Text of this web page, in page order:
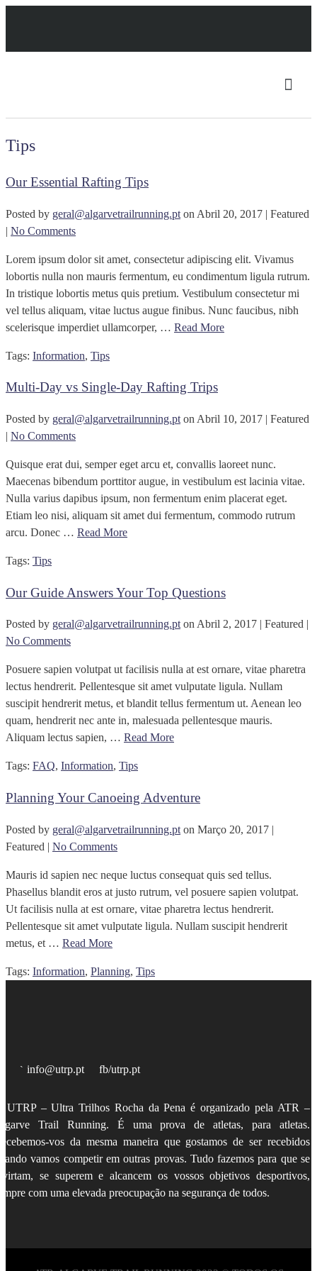
Tips
Our Essential Rafting Tips
Posted by geral@algarvetrailrunning.pt on Abril 20, 2017 | Featured
| No Comments
Lorem ipsum dolor sit amet, consectetur adipiscing elit. Vivamus
lobortis nulla non mauris fermentum, eu condimentum ligula rutrum.
In tristique lobortis metus quis pretium. Vestibulum consectetur mi
vel tellus aliquam, vitae luctus augue finibus. Nunc faucibus, nibh
scelerisque imperdiet ullamcorper, … Read More
Tags: Information, Tips
Multi-Day vs Single-Day Rafting Trips
Posted by geral@algarvetrailrunning.pt on Abril 10, 2017 | Featured
| No Comments
Quisque erat dui, semper eget arcu et, convallis laoreet nunc.
Maecenas bibendum porttitor augue, in vestibulum est lacinia vitae.
Nulla varius dapibus ipsum, non fermentum enim placerat eget.
Etiam leo nisi, aliquam sit amet dui fermentum, commodo rutrum
arcu. Donec … Read More
Tags: Tips
Our Guide Answers Your Top Questions
Posted by geral@algarvetrailrunning.pt onAbril 2, 2017 | Featured |
No Comments
Posuere sapien volutpat ut facilisis nulla at est ornare, vitae pharetra
lectus hendrerit. Pellentesque sit amet vulputate ligula. Nullam
suscipit hendrerit metus, et blandit tellus fermentum ut. Aenean leo
quam, hendrerit nec ante in, malesuada pellentesque mauris.
Aliquam lectus sapien, … Read More
Tags: FAQ, Information, Tips
Planning Your Canoeing Adventure
Posted by geral@algarvetrailrunning.pt on Março 20, 2017 |
Featured | No Comments
Mauris id sapien nec neque luctus consequat quis sed tellus.
Phasellus blandit eros at justo rutrum, vel posuere sapien volutpat.
Ut facilisis nulla at est ornare, vitae pharetra lectus hendrerit.
Pellentesque sit amet vulputate ligula. Nullam suscipit hendrerit
metus, et … Read More
Tags: Information, Planning, Tips
info@utrp.pt fb/utrp.pt
UTRP – Ultra Trilhos Rocha da Pena é organizado pela ATR –
Trail Running. É uma prova de atletas, para atletas.
vos da mesma maneira que gostamos de ser recebidos
vamos competir em outras provas. Tudo fazemos para que se
se superem e alcancem os vossos objetivos desportivos,
com uma elevada preocupação na segurança de todos.